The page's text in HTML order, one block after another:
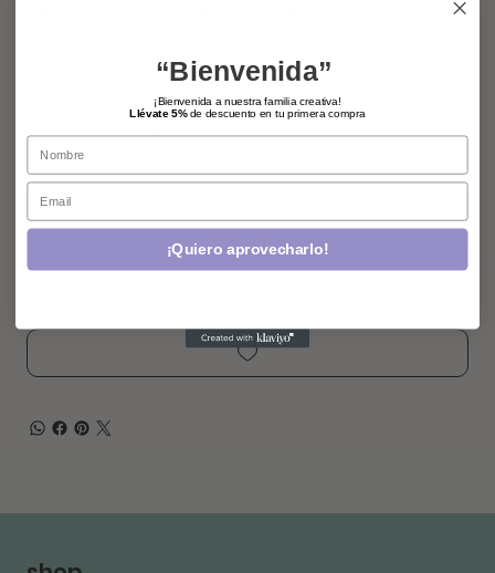
Mas modelos en tienda.
Solo 1 disponible(s)
agregar
“Bienvenida”
¡Bienvenida a nuestra familia creativa!
Llévate 5%de descuento en tu primera compra
Name
Email
¡Quiero aprovecharlo!